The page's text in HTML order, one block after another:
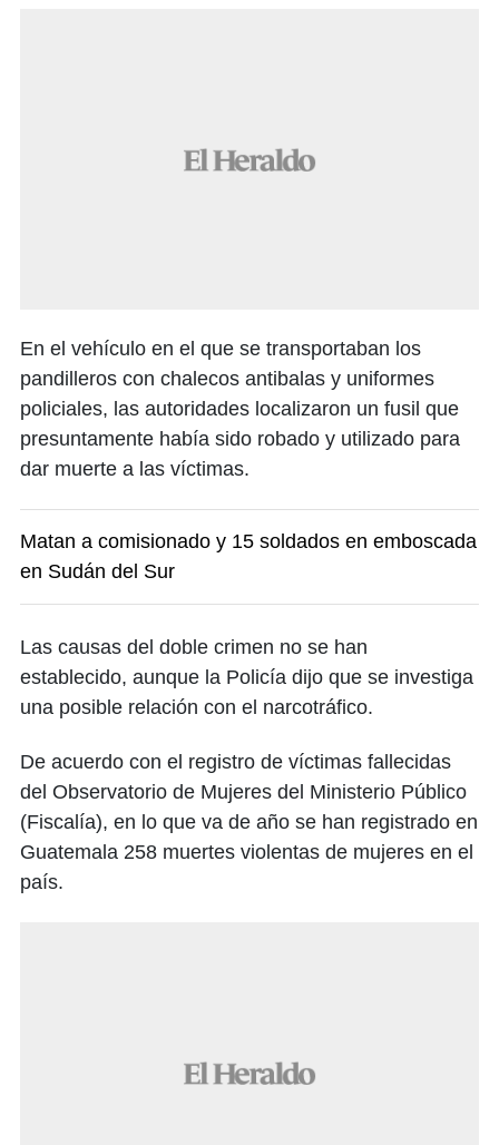
En el vehículo en el que se transportaban los
pandilleros con chalecos antibalas y uniformes
policiales, las autoridades localizaron un fusil que
presuntamente había sido robado y utilizado para
dar muerte a las víctimas.
Matan a comisionado y 15 soldados en emboscada
en Sudán del Sur
Las causas del doble crimen no se han
establecido, aunque la Policía dijo que se investiga
una posible relación con el narcotráfico.
De acuerdo con el registro de víctimas fallecidas
del Observatorio de Mujeres del Ministerio Público
(Fiscalía), en lo que va de año se han registrado en
Guatemala 258 muertes violentas de mujeres en el
país.